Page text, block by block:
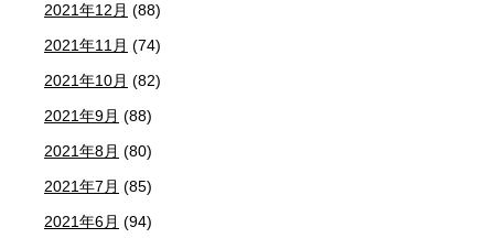
2021年12月 (88)
2021年11月 (74)
2021年10月 (82)
2021年9月 (88)
2021年8月 (80)
2021年7月 (85)
2021年6月 (94)